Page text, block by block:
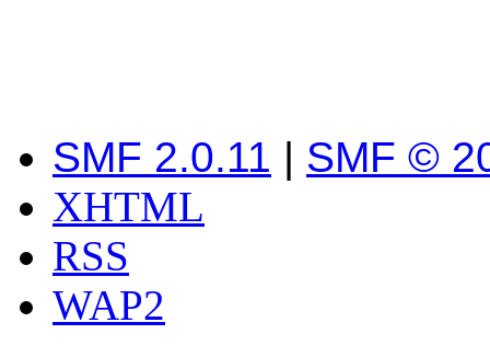
SMF 2.0.11 | SMF ©
XHTML
RSS
WAP2